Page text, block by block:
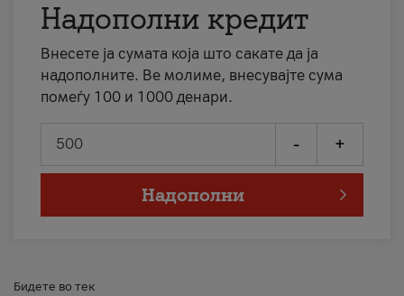
Надополни кредит
Внесете ја сумата која што сакате да ја
надополните. Ве молиме, внесувајте сума
помеѓу 100 и 1000 денари.
- +
Надополни
Бидете во тек